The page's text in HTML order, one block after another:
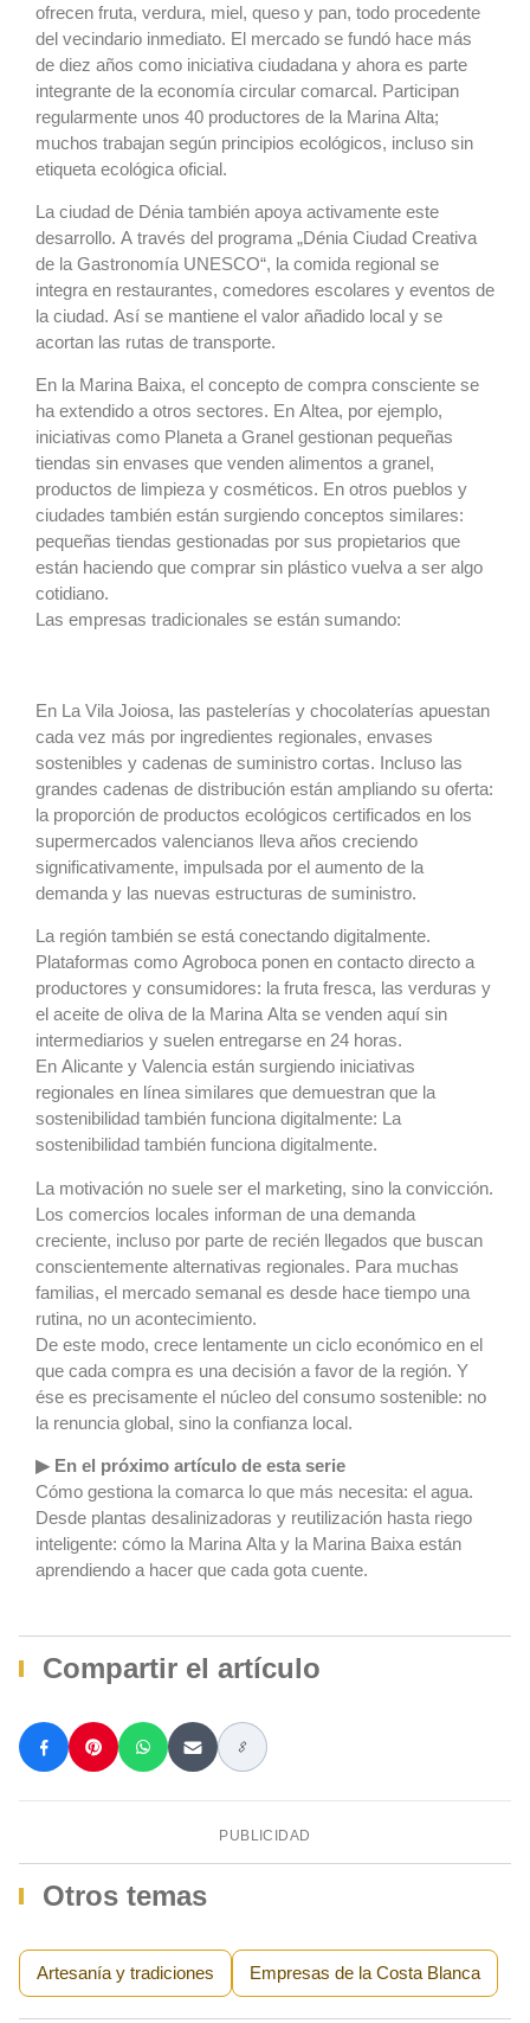
ofrecen fruta, verdura, miel, queso y pan, todo procedente
del vecindario inmediato. El mercado se fundó hace más
de diez años como iniciativa ciudadana y ahora es parte
integrante de la economía circular comarcal. Participan
regularmente unos 40 productores de la Marina Alta;
muchos trabajan según principios ecológicos, incluso sin
etiqueta ecológica oficial.
La ciudad de Dénia también apoya activamente este
desarrollo. A través del programa „Dénia Ciudad Creativa
de la Gastronomía UNESCO“, la comida regional se
integra en restaurantes, comedores escolares y eventos de
la ciudad. Así se mantiene el valor añadido local y se
acortan las rutas de transporte.
En la Marina Baixa, el concepto de compra consciente se
ha extendido a otros sectores. En Altea, por ejemplo,
iniciativas como Planeta a Granel gestionan pequeñas
tiendas sin envases que venden alimentos a granel,
productos de limpieza y cosméticos. En otros pueblos y
ciudades también están surgiendo conceptos similares:
pequeñas tiendas gestionadas por sus propietarios que
están haciendo que comprar sin plástico vuelva a ser algo
cotidiano.
Las empresas tradicionales se están sumando:
En La Vila Joiosa, las pastelerías y chocolaterías apuestan
cada vez más por ingredientes regionales, envases
sostenibles y cadenas de suministro cortas. Incluso las
grandes cadenas de distribución están ampliando su oferta:
la proporción de productos ecológicos certificados en los
supermercados valencianos lleva años creciendo
significativamente, impulsada por el aumento de la
demanda y las nuevas estructuras de suministro.
La región también se está conectando digitalmente.
Plataformas como Agroboca ponen en contacto directo a
productores y consumidores: la fruta fresca, las verduras y
el aceite de oliva de la Marina Alta se venden aquí sin
intermediarios y suelen entregarse en 24 horas.
En Alicante y Valencia están surgiendo iniciativas
regionales en línea similares que demuestran que la
sostenibilidad también funciona digitalmente: La
sostenibilidad también funciona digitalmente.
La motivación no suele ser el marketing, sino la convicción.
Los comercios locales informan de una demanda
creciente, incluso por parte de recién llegados que buscan
conscientemente alternativas regionales. Para muchas
familias, el mercado semanal es desde hace tiempo una
rutina, no un acontecimiento.
De este modo, crece lentamente un ciclo económico en el
que cada compra es una decisión a favor de la región. Y
ése es precisamente el núcleo del consumo sostenible: no
la renuncia global, sino la confianza local.
▶ En el próximo artículo de esta serie
Cómo gestiona la comarca lo que más necesita: el agua.
Desde plantas desalinizadoras y reutilización hasta riego
inteligente: cómo la Marina Alta y la Marina Baixa están
aprendiendo a hacer que cada gota cuente.
Compartir el artículo
PUBLICIDAD
Otros temas
Artesanía y tradiciones Empresas de la Costa Blanca